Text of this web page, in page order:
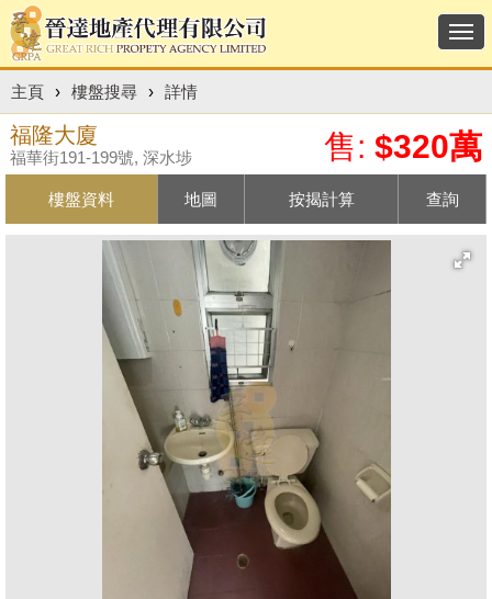
主頁 › 樓盤搜尋 › 詳情
福隆大廈
福華街191-199號, 深水埗 售: $320萬
樓盤資料 地圖 按揭計算 查詢